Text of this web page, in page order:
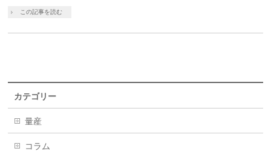
この記事を読む
カテゴリー
量産
コラム